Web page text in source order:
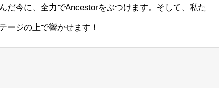
だ今に、全力でAncestorをぶつけます。そして、私た
ージの上で響かせます！